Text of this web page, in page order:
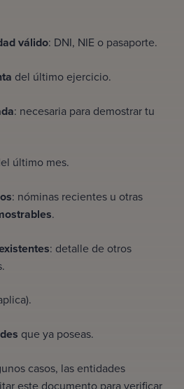
válido: DNI, NIE o pasaporte.
del último ejercicio.
: necesaria para demostrar tu
último mes.
: nóminas recientes u otras
.
: detalle de otros
que ya poseas.
casos, las entidades
este documento para verificar